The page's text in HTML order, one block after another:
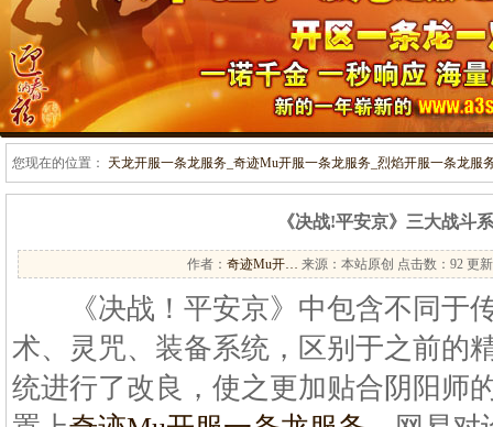
您现在的位置： 天龙开服一条龙服务_奇迹Mu开服一条龙服务_烈焰开服一条龙服
《决战!平安京》三大战斗
作者： 奇迹Mu开… 来源：本站原创 点击数： 92 更
《决战！平安京》中包含不同于
术、灵咒、装备系统，区别于之前的
统进行了改良，使之更加贴合阴阳师